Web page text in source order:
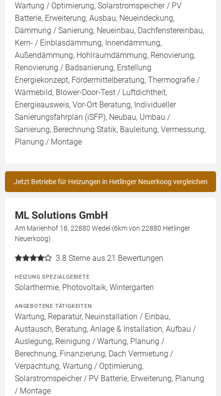
Wartung / Optimierung, Solarstromspeicher / PV
Batterie, Erweiterung, Ausbau, Neueindeckung,
Dämmung / Sanierung, Neueinbau, Dachfenstereinbau,
Kern- / Einblasdämmung, Innendämmung,
Außendämmung, Hohlraumdämmung, Renovierung,
Renovierung / Badsanierung, Erstellung
Energiekonzept, Fördermittelberatung, Thermografie /
Wärmebild, Blower-Door-Test / Luftdichtheit,
Energieausweis, Vor-Ort Beratung, Individueller
Sanierungsfahrplan (iSFP), Neubau, Umbau /
Sanierung, Berechnung Statik, Bauleitung, Vermessung,
Planung / Montage
Jetzt Betriebe für Heizungen in Hetlinger Neuerkoog vergleichen
ML Solutions GmbH
Am Marienhof 18, 22880 Wedel (6km von 22880 Hetlinger
Neuerkoog)
3.8 Sterne aus 21 Bewertungen
HEIZUNG SPEZIALGEBIETE
Solarthermie, Photovoltaik, Wintergarten
ANGEBOTENE TÄTIGKEITEN
Wartung, Reparatur, Neuinstallation / Einbau,
Austausch, Beratung, Anlage & Installation, Aufbau /
Auslegung, Reinigung / Wartung, Planung /
Berechnung, Finanzierung, Dach Vermietung /
Verpachtung, Wartung / Optimierung,
Solarstromspeicher / PV Batterie, Erweiterung, Planung
/ Montage